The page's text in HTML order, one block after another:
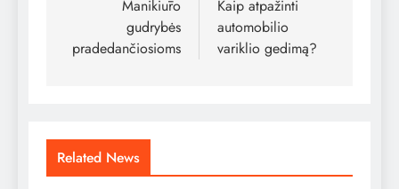
įrašų
Manikiūro
gudrybės
pradedančiosioms
Kaip atpažinti
automobilio
variklio gedimą?
Related News